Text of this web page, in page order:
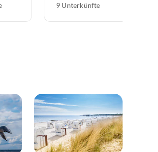
9 Unterkünfte